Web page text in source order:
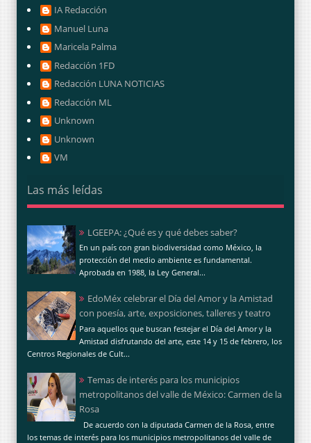
IA Redacción
Manuel Luna
Maricela Palma
Redacción 1FD
Redacción LUNA NOTICIAS
Redacción ML
Unknown
Unknown
VM
Las más leídas
LGEEPA: ¿Qué es y qué debes saber?
En un país con gran biodiversidad como México, la
protección del medio ambiente es fundamental.
Aprobada en 1988, la Ley General...
EdoMéx celebrar el Día del Amor y la Amistad
con poesía, arte, exposiciones, talleres y teatro
Para aquellos que buscan festejar el Día del Amor y la
Amistad disfrutando del arte, este 14 y 15 de febrero, los
Centros Regionales de Cult...
Temas de interés para los municipios
metropolitanos del valle de México: Carmen de la
Rosa
De acuerdo con la diputada Carmen de la Rosa, entre
los temas de interés para los municipios metropolitanos del valle de